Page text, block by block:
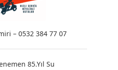
– 0532 384 77 07
85.Yıl Su